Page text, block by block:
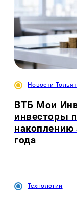
Новости
ВТБ Мои
инвесторы
накоплению
года
Технологии